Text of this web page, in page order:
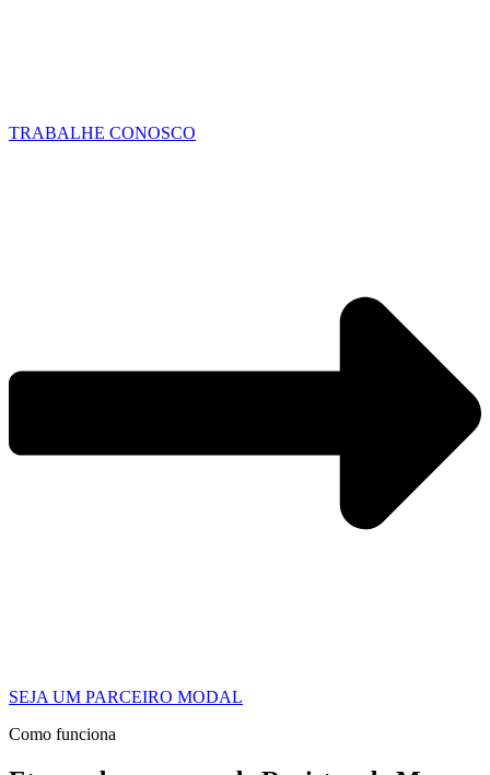
TRABALHE CONOSCO
SEJA UM PARCEIRO MODAL
Como funciona